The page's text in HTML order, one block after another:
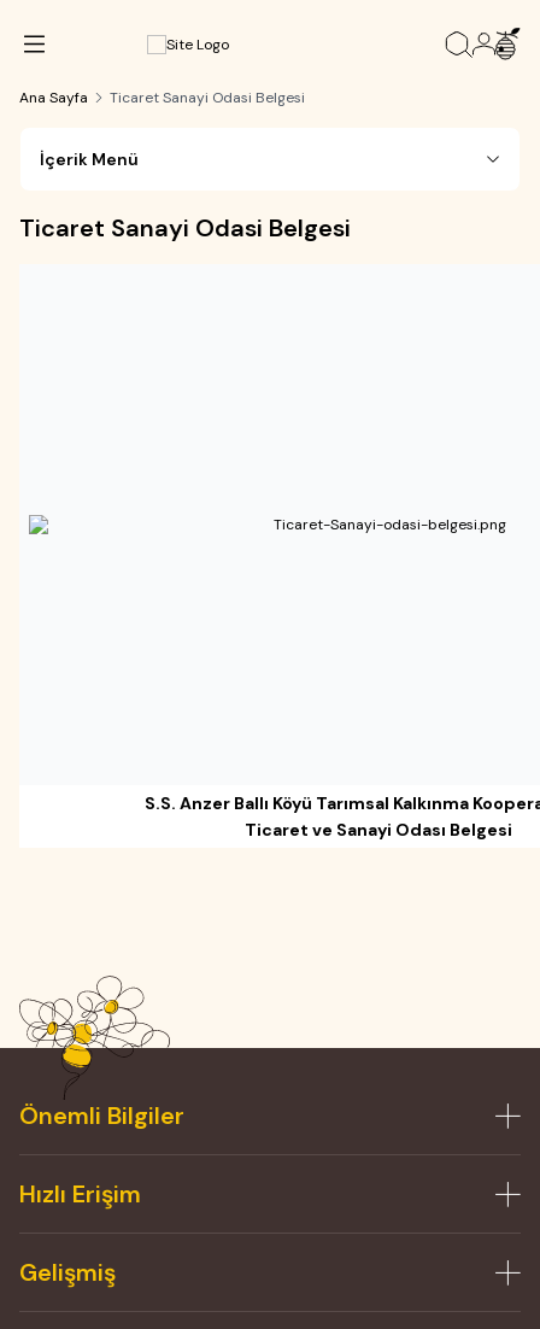
Ana Sayfa Ticaret Sanayi Odasi Belgesi
İçerik Menü
Ticaret Sanayi Odasi Belgesi
S.S. Anzer Ballı Köyü Tarımsal Kalkınma
Ticaret ve Sanayi Odası Belgesi
Önemli Bilgiler
Hızlı Erişim
Gelişmiş